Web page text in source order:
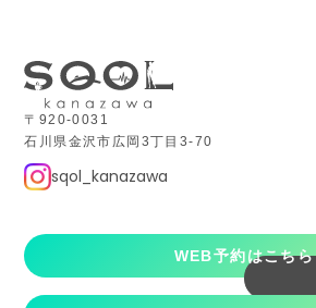
〒920-0031
石川県金沢市広岡3丁目3-70
sqol_kanazawa
WEB予約はこちら